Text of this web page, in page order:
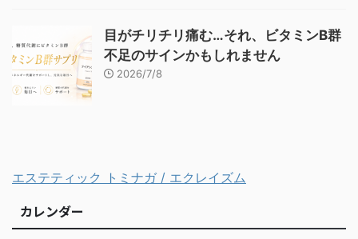
目がチリチリ痛む…それ、ビタミンB群
不足のサインかもしれません
2026/7/8
エステティック トミナガ / エクレイズム
カレンダー